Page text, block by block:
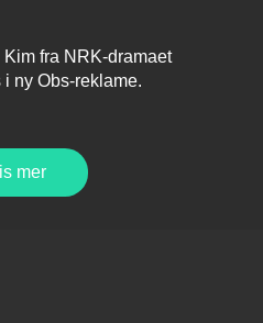
fra NRK-dramaet
ny Obs-reklame.
mer